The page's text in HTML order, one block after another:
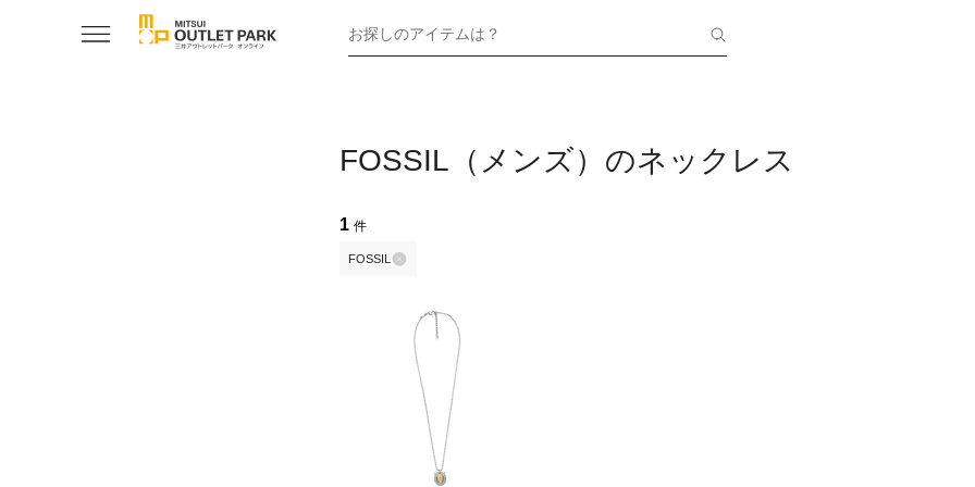
お探しのアイテムは？
FOSSIL（メンズ）のネックレス
1 件
FOSSIL